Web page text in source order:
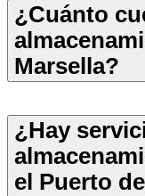
¿Cuánto
Marsella?
¿Hay
el Puerto